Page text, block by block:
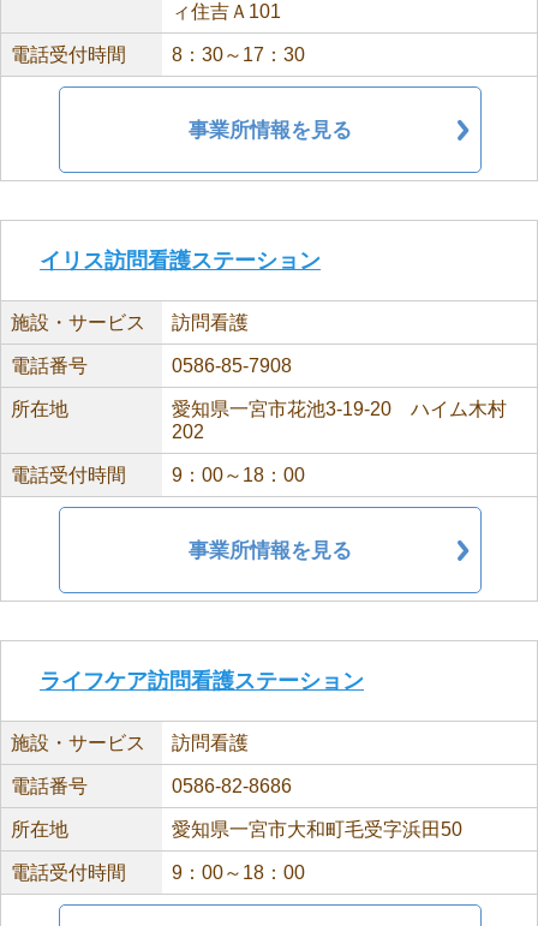
ィ住吉Ａ101
電話受付時間 8：30～17：30
事業所情報を見る
イリス訪問看護ステーション
施設・サービス 訪問看護
電話番号 0586-85-7908
所在地
愛知県一宮市花池3-19-20 ハイム木村
202
電話受付時間 9：00～18：00
事業所情報を見る
ライフケア訪問看護ステーション
施設・サービス 訪問看護
電話番号 0586-82-8686
所在地 愛知県一宮市大和町毛受字浜田50
電話受付時間 9：00～18：00